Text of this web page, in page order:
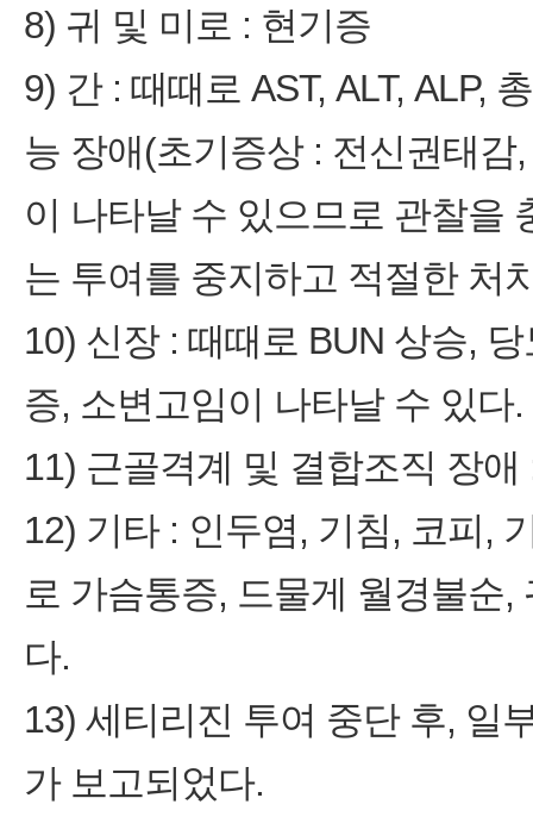
8) 귀 및 미로 : 현기증
9) 간 : 때때로 AST, ALT, ALP,
능 장애(초기증상 : 전신권태
이 나타날 수 있으므로 관찰을
는 투여를 중지하고 적절한 처
10) 신장 : 때때로 BUN 상승,
증, 소변고임이 나타날 수 있다.
11) 근골격계 및 결합조직 장
12) 기타 : 인두염, 기침, 코피,
로 가슴통증, 드물게 월경불순
다.
13) 세티리진 투여 중단 후, 일
가 보고되었다.